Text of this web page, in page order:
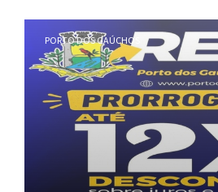
PORTO DOS GAÚCHOS